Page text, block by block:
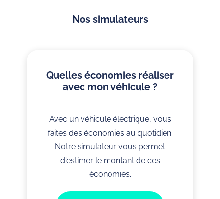
Nos simulateurs
Quelles économies réaliser
avec mon véhicule ?
Avec un véhicule électrique, vous
faites des économies au quotidien.
Notre simulateur vous permet
d'estimer le montant de ces
économies.